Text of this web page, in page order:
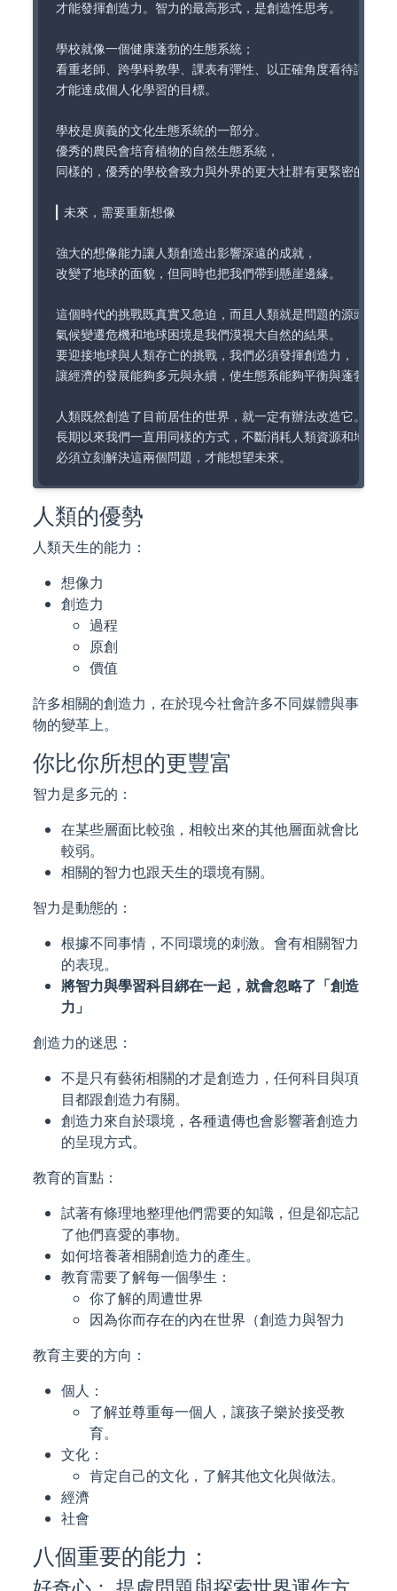
才能發揮創造力。智力的最高形式，是創造性思考。
學校就像一個健康蓬勃的生態系統；
看重老師、跨學科教學、課表有彈性、以正確角度看待評量，
才能達成個人化學習的目標。
學校是廣義的文化生態系統的一部分。
優秀的農民會培育植物的自然生態系統，
同樣的，優秀的學校會致力與外界的更大社群有更緊密的連結
▎未來，需要重新想像
強大的想像能力讓人類創造出影響深遠的成就，
改變了地球的面貌，但同時也把我們帶到懸崖邊緣。
這個時代的挑戰既真實又急迫，而且人類就是問題的源頭。
氣候變遷危機和地球困境是我們漠視大自然的結果。
要迎接地球與人類存亡的挑戰，我們必須發揮創造力，
讓經濟的發展能夠多元與永續，使生態系能夠平衡與蓬勃發展
人類既然創造了目前居住的世界，就一定有辦法改造它。
長期以來我們一直用同樣的方式，不斷消耗人類資源和地球自
人類的優勢
人類天生的能力：
想像力
創造力
過程
原創
價值
許多相關的創造力，在於現今社會許多不同媒體與事
物的變革上。
你比你所想的更豐富
智力是多元的：
在某些層面比較強，相較出來的其他層面就會比
較弱。
相關的智力也跟天生的環境有關。
智力是動態的：
根據不同事情，不同環境的刺激。會有相關智力
的表現。
將智力與學習科目綁在一起，就會忽略了「創造
力」
創造力的迷思：
不是只有藝術相關的才是創造力，任何科目與項
目都跟創造力有關。
創造力來自於環境，各種遺傳也會影響著創造力
的呈現方式。
教育的盲點：
試著有條理地整理他們需要的知識，但是卻忘記
了他們喜愛的事物。
如何培養著相關創造力的產生。
教育需要了解每一個學生：
你了解的周遭世界
因為你而存在的內在世界（創造力與智力
教育主要的方向：
個人：
了解並尊重每一個人，讓孩子樂於接受教
育。
文化：
肯定自己的文化，了解其他文化與做法。
經濟
社會
八個重要的能力：